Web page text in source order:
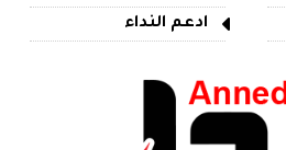
ادعم النداء